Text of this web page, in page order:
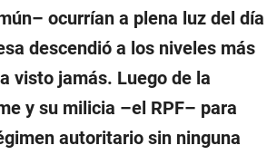
ocurrían a plena luz del día
descendió a los niveles más
visto jamás. Luego de la
y su milicia –el RPF– para
autoritario sin ninguna